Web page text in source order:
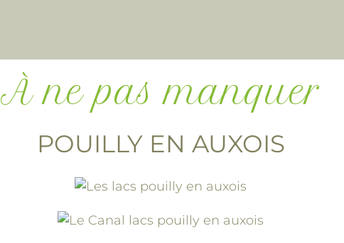
À ne pas manquer
POUILLY EN AUXOIS